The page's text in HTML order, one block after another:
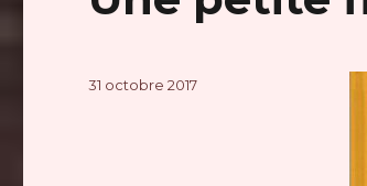
Publié
31 octobre 2017